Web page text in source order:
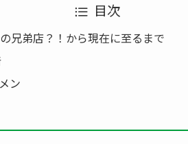
目次
兄弟店？！から現在に至るまで
ン